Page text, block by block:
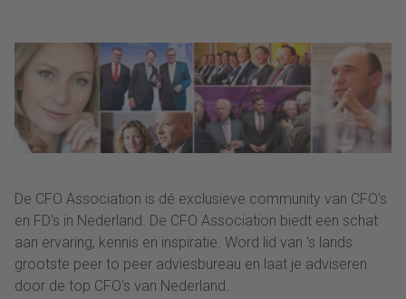
De CFO Association is dé exclusieve community van CFO's
en FD's in Nederland. De CFO Association biedt een schat
aan ervaring, kennis en inspiratie. Word lid van ‘s lands
grootste peer to peer adviesbureau en laat je adviseren
door de top CFO's van Nederland.